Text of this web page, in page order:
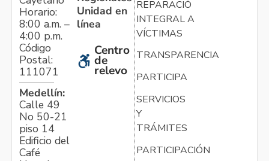
Horario:
8:00 a.m. –
4:00 p.m.
Código
Postal:
111071
Medellín:
Calle 49
No 50-21
piso 14
Edificio del
Café
Unidad en
línea
Centro
de
relevo
REPARACIÓN
INTEGRAL A
VÍCTIMAS
TRANSPARENCIA
PARTICIPA
SERVICIOS
Y
TRÁMITES
PARTICIPACIÓN